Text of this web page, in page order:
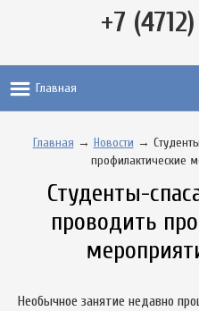
+7
Главная
Главная → Новости →
профилактические
Студенты-
проводить
Необычное занятие недавно